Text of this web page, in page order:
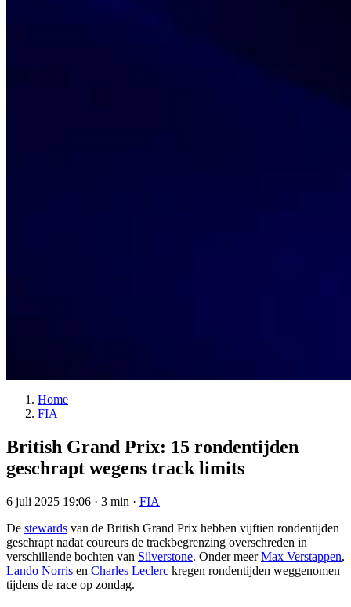
Home
FIA
British Grand Prix: 15 rondentijden
geschrapt wegens track limits
6 juli 2025 19:06 · 3 min · FIA
De stewards van de British Grand Prix hebben vijftien rondentijden
geschrapt nadat coureurs de trackbegrenzing overschreden in
verschillende bochten van Silverstone. Onder meerMax Verstappen,
Lando Norris en Charles Leclerc kregen rondentijden weggenomen
tijdens de race op zondag.